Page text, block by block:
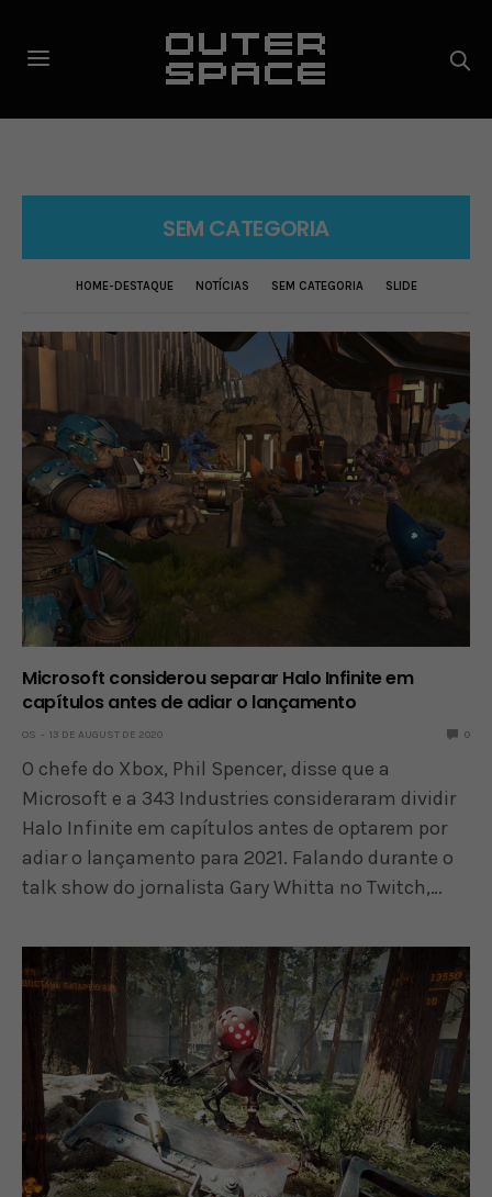
SEM CATEGORIA
HOME-DESTAQUE NOTÍCIAS SEM CATEGORIA SLIDE
Microsoft considerou separar Halo Infinite em
capítulos antes de adiar o lançamento
OS 13 DE AUGUST DE 2020 0
O chefe do Xbox, Phil Spencer, disse que a
Microsoft e a 343 Industries consideraram dividir
Halo Infinite em capítulos antes de optarem por
adiar o lançamento para 2021. Falando durante o
talk show do jornalista Gary Whitta no Twitch,…